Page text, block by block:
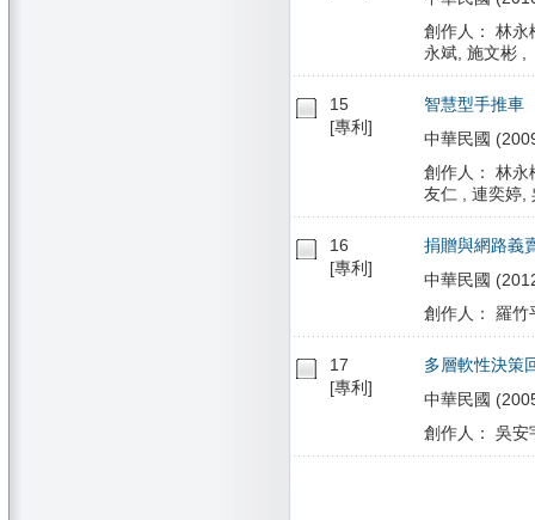
創作人： 林永
永斌, 施文彬 ,
15
[專利]
智慧型手推車
中華民國
創作人： 林永
友仁 , 連奕婷,
16
[專利]
捐贈與網路義
中華民國
創作人： 羅竹
17
[專利]
多層軟性決策
中華民國
創作人： 吳安